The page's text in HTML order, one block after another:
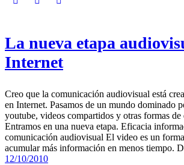
La nueva etapa
Internet
Creo que la comunicación audiovisual está
en Internet. Pasamos de un mundo dominado
youtube, videos compartidos y otras formas
Entramos en una nueva etapa. Eficacia
comunicación audiovisual El video es un
acumular más información en menos tiempo.
12/10/2010